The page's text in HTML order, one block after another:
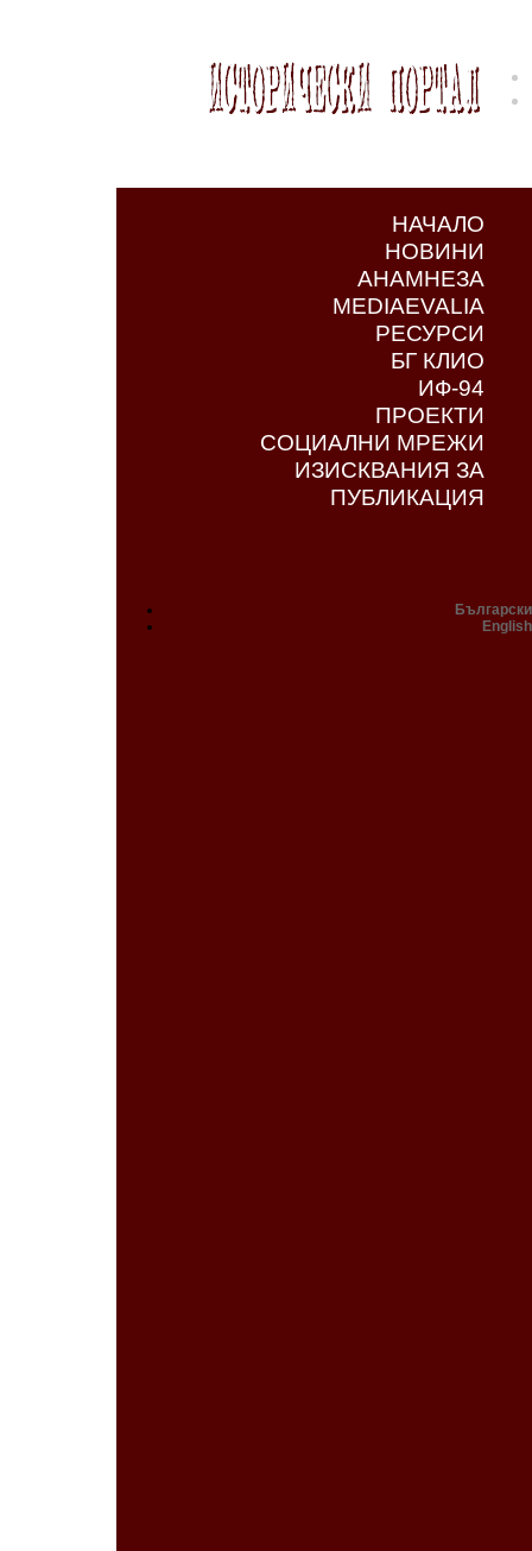
НАЧАЛО
НОВИНИ
АНАМНЕЗА
MEDIAEVALIA
РЕСУРСИ
БГ КЛИО
ИФ-94
ПРОЕКТИ
СОЦИАЛНИ МРЕЖИ
ИЗИСКВАНИЯ ЗА
ПУБЛИКАЦИЯ
Български
English